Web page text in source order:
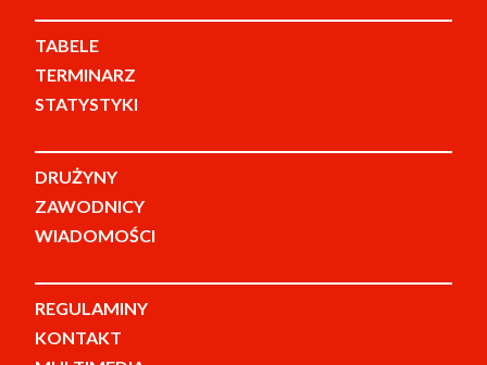
TABELE
TERMINARZ
STATYSTYKI
DRUŻYNY
ZAWODNICY
WIADOMOŚCI
REGULAMINY
KONTAKT